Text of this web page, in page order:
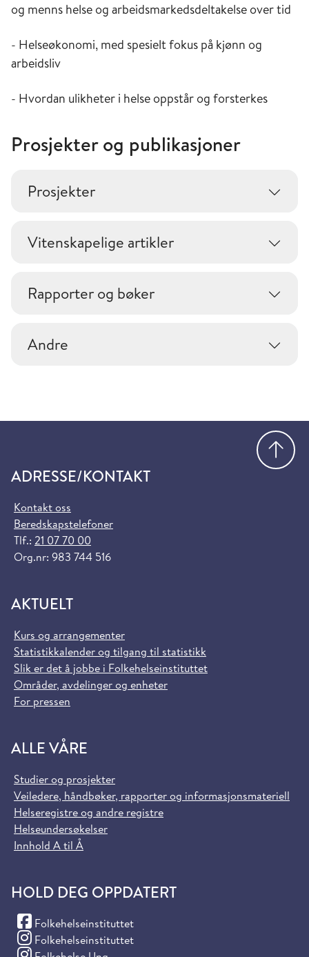
og menns helse og arbeidsmarkedsdeltakelse over tid
- Helseøkonomi, med spesielt fokus på kjønn og
arbeidsliv
- Hvordan ulikheter i helse oppstår og forsterkes
Prosjekter og publikasjoner
Prosjekter
Vitenskapelige artikler
Rapporter og bøker
Andre
ADRESSE/KONTAKT
Kontakt oss
Beredskapstelefoner
Tlf.: 21 07 70 00
Org.nr: 983 744 516
AKTUELT
Kurs og arrangementer
Statistikkalender og tilgang til statistikk
Slik er det å jobbe i Folkehelseinstituttet
Områder, avdelinger og enheter
For pressen
ALLE VÅRE
Studier og prosjekter
Veiledere, håndbøker, rapporter og informasjonsmateriell
Helseregistre og andre registre
Helseundersøkelser
Innhold A til Å
HOLD DEG OPPDATERT
Folkehelseinstituttet
(Facebook)
Folkehelseinstituttet
(Instagram)